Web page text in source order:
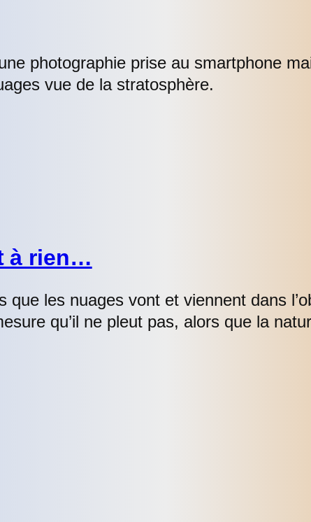
photographie prise au smartphone
vue de la stratosphère.
à rien…
que les nuages vont et viennent dans
qu’il ne pleut pas, alors que la